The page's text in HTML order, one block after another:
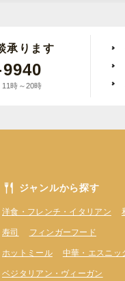
承ります
時～20時
ジャンルから探す
洋食・フレンチ・イタリアン
寿司 フィンガーフード
ホットミール 中華・エスニッ
ベジタリアン・ヴィーガン